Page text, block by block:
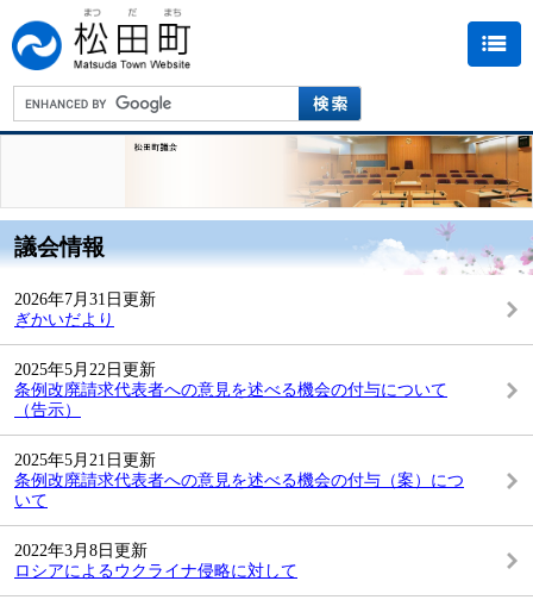
議会情報
2026年7月31日更新
ぎかいだより
2025年5月22日更新
条例改廃請求代表者への意見を述べる機会の付与について
（告示）
2025年5月21日更新
条例改廃請求代表者への意見を述べる機会の付与（案）につ
いて
2022年3月8日更新
ロシアによるウクライナ侵略に対して